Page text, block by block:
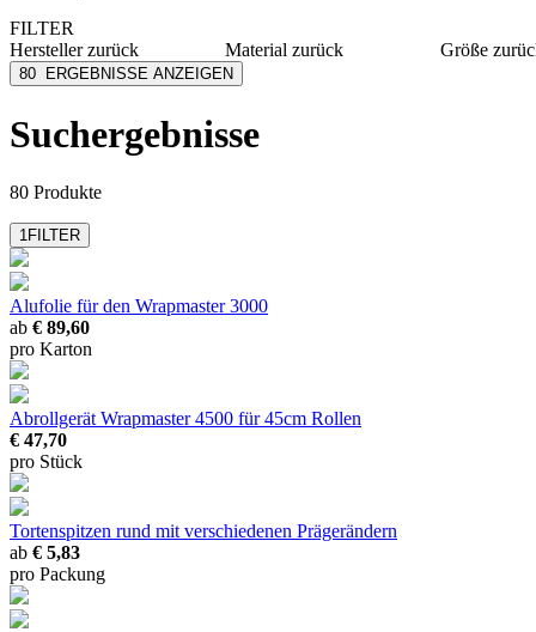
FILTER
Herstellerzurück
AsahiKASEI
Compac CP
Duni eco echo
mehr anzeigen
Material zurück
Aluminium
Größe
80 ERGEBNISSE ANZEIGEN
Suchergebnisse
80 Produkte
1FILTER
Alufolie für den Wrapmaster 3000
ab € 89,60
pro Karton
Abrollgerät Wrapmaster 4500 für 45cm Rollen
€ 47,70
pro Stück
Tortenspitzen rund mit verschiedenen Prägerändern
ab € 5,83
pro Packung